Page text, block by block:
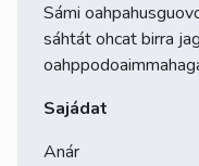
Sámi
sáhtát ohcat birra
Sajádat
Anár